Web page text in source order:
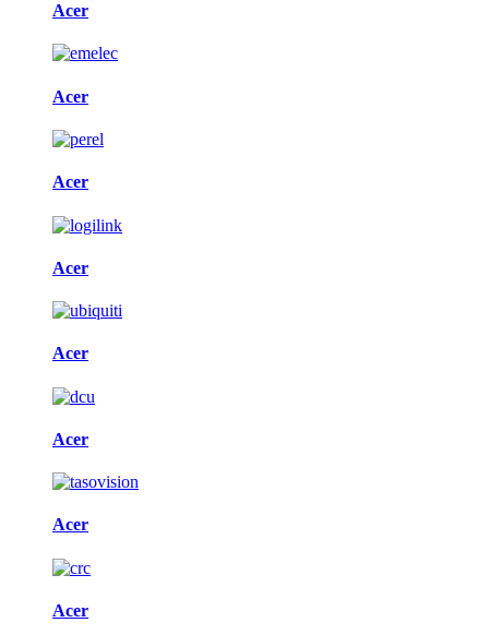
Acer
Acer
Acer
Acer
Acer
Acer
Acer
Acer